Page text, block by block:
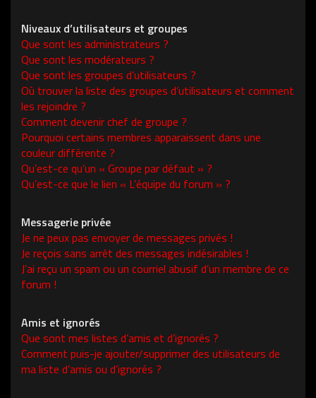
Niveaux d’utilisateurs et groupes
Que sont les administrateurs ?
Que sont les modérateurs ?
Que sont les groupes d’utilisateurs ?
Où trouver la liste des groupes d’utilisateurs et comment
les rejoindre ?
Comment devenir chef de groupe ?
Pourquoi certains membres apparaissent dans une
couleur différente ?
Qu’est-ce qu’un « Groupe par défaut » ?
Qu’est-ce que le lien « L’équipe du forum » ?
Messagerie privée
Je ne peux pas envoyer de messages privés !
Je reçois sans arrêt des messages indésirables !
J’ai reçu un spam ou un courriel abusif d’un membre de ce
forum !
Amis et ignorés
Que sont mes listes d’amis et d’ignorés ?
Comment puis-je ajouter/supprimer des utilisateurs de
ma liste d’amis ou d’ignorés ?